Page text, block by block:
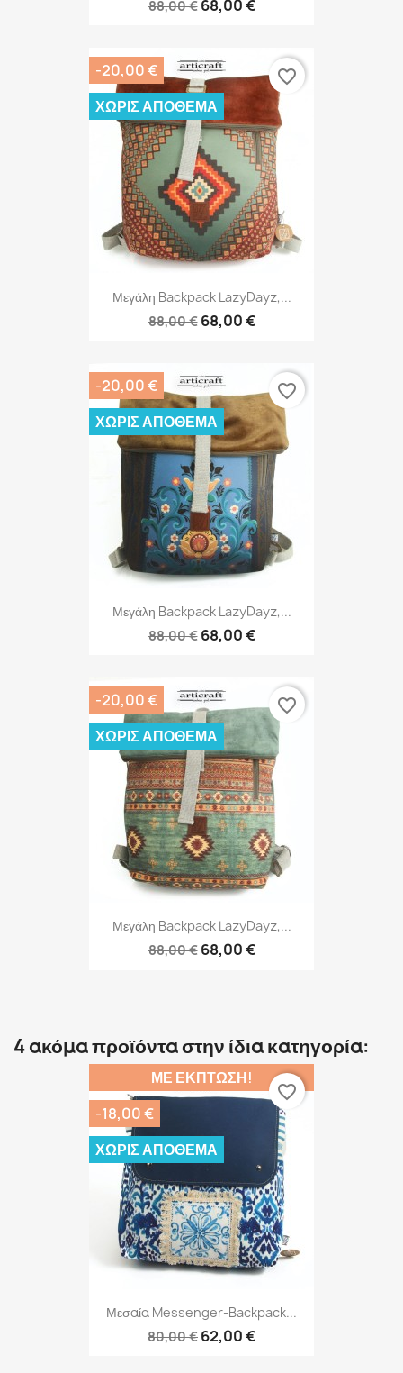
88,00 € 68,00 €
Μεγάλη Backpack LazyDayz,...
88,00 € 68,00 €
-20,00 €
ΧΩΡΊΣ ΑΠΌΘΕΜΑ
favorite_border
Μεγάλη Backpack LazyDayz,...
88,00 € 68,00 €
-20,00 €
ΧΩΡΊΣ ΑΠΌΘΕΜΑ
favorite_border
Μεγάλη Backpack LazyDayz,...
88,00 € 68,00 €
-20,00 €
ΧΩΡΊΣ ΑΠΌΘΕΜΑ
favorite_border
4 ακόμα προϊόντα στην ίδια κατηγορία:
Μεσαία Messenger-Backpack...
80,00 € 62,00 €
ΜΕ ΈΚΠΤΩΣΗ!
-18,00 €
ΧΩΡΊΣ ΑΠΌΘΕΜΑ
favorite_border